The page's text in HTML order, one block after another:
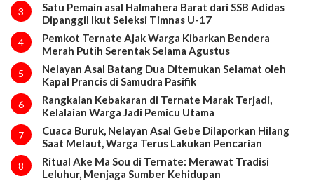
3
Satu Pemain asal Halmahera Barat dari SSB Adidas
Dipanggil Ikut Seleksi Timnas U-17
4
Pemkot Ternate Ajak Warga Kibarkan Bendera
Merah Putih Serentak Selama Agustus
5
Nelayan Asal Batang Dua Ditemukan Selamat oleh
Kapal Prancis di Samudra Pasifik
6
Rangkaian Kebakaran di Ternate Marak Terjadi,
Kelalaian Warga Jadi Pemicu Utama
7
Cuaca Buruk, Nelayan Asal Gebe Dilaporkan Hilang
Saat Melaut, Warga Terus Lakukan Pencarian
8
Ritual Ake Ma Sou di Ternate: Merawat Tradisi
Leluhur, Menjaga Sumber Kehidupan